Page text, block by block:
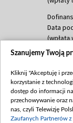
Data
(wpłata
(wpłata
mln,
Data
Szanujemy Twoją
Kliknij "Akceptuję i
korzystanie z
dostęp do informacji
przechowywanie oraz
nas, czyli Telewizję
Zaufanych Partnerów